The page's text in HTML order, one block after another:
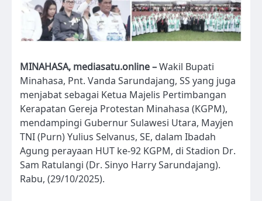
MINAHASA, mediasatu.online –Wakil Bupati
Minahasa, Pnt. Vanda Sarundajang, SS yang juga
menjabat sebagai Ketua Majelis Pertimbangan
Kerapatan Gereja Protestan Minahasa (KGPM),
mendampingi Gubernur Sulawesi Utara, Mayjen
TNI (Purn) Yulius Selvanus, SE, dalam Ibadah
Agung perayaan HUT ke-92 KGPM, di Stadion Dr.
Sam Ratulangi (Dr. Sinyo Harry Sarundajang).
Rabu, (29/10/2025).